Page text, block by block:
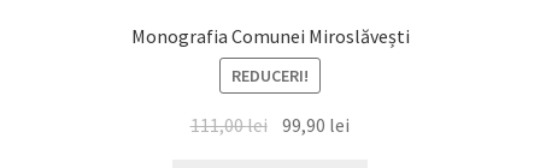
Monografia Comunei Miroslăvești
REDUCERI!
111,00lei Prețul
99,90 lei